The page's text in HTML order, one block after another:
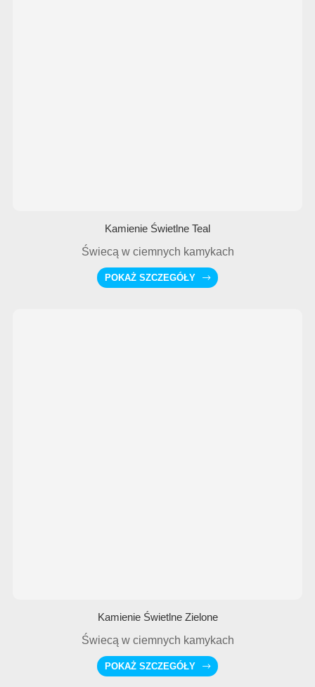
Kamienie Świetlne Teal
Świecą w ciemnych kamykach
POKAŻ SZCZEGÓŁY
Kamienie Świetlne Zielone
Świecą w ciemnych kamykach
POKAŻ SZCZEGÓŁY